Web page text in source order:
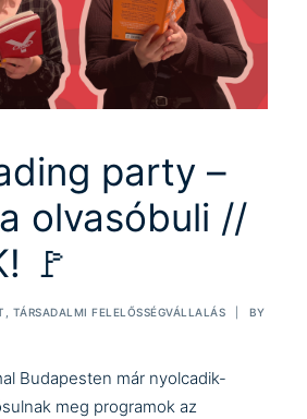
party –
olvasóbuli //
🚩
TÁRSADALMI FELELŐSSÉGVÁLLALÁS
BY
Budapesten már nyolcadik-
meg programok az